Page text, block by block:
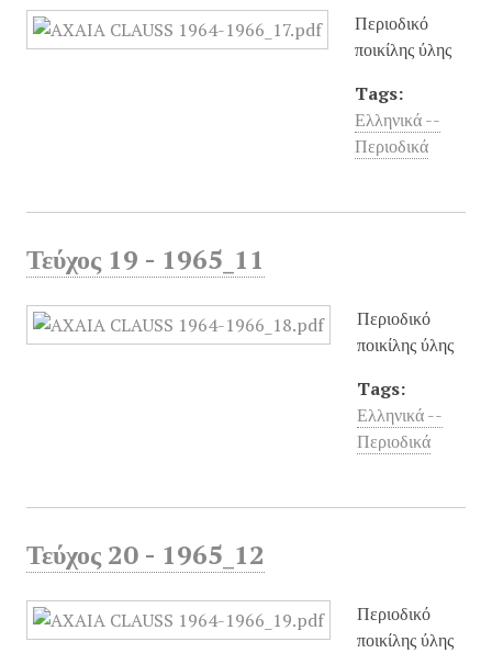
Περιοδικό
ποικίλης ύλης
Tags:
Ελληνικά --
Περιοδικά
Τεύχος 19 - 1965_11
Περιοδικό
ποικίλης ύλης
Tags:
Ελληνικά --
Περιοδικά
Τεύχος 20 - 1965_12
Περιοδικό
ποικίλης ύλης